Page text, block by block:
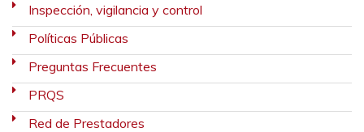
Inspección, vigilancia y control
Políticas Públicas
Preguntas Frecuentes
PRQS
Red de Prestadores